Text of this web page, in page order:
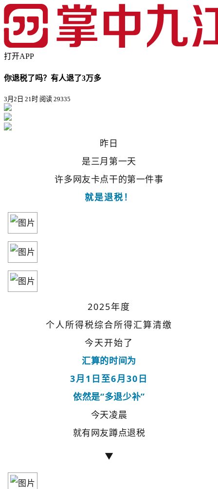
打开APP
你退税了吗？有人退了3万多
3月2日 21时 阅读 29335
昨日
是三月第一天
许多网友卡点干的第一件事
就是退税！
2025年度
个人所得税综合所得汇算清缴
今天开始了
汇算的时间为
3月1日至6月30日
依然是“多退少补”
今天凌晨
就有网友蹲点退税
▼